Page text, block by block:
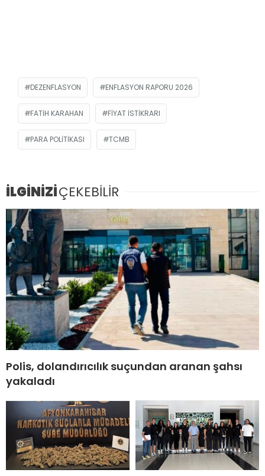
DEZENFLASYON ENFLASYON RAPORU 2026
FATIH KARAHAN FIYAT İSTIKRARI
PARA POLITIKASI TCMB
İLGİNİZİÇEKEBİLİR
Polis, dolandırıcılık suçundan aranan şahsı
yakaladı